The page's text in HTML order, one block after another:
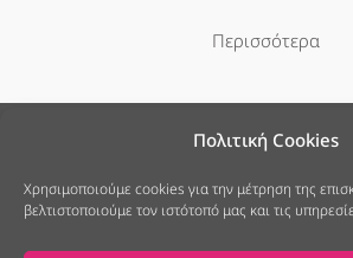
Πολιτική Cookies
Χρησιμοποιούμε cookies για την μέτρηση της
βελτιστοποιούμε τον ιστότοπό μας και τις
Περισσότερα